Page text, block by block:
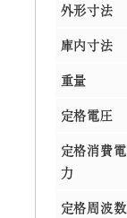
外形寸法
庫内寸法
重量
定格電圧
定格消費電
力
定格周波数